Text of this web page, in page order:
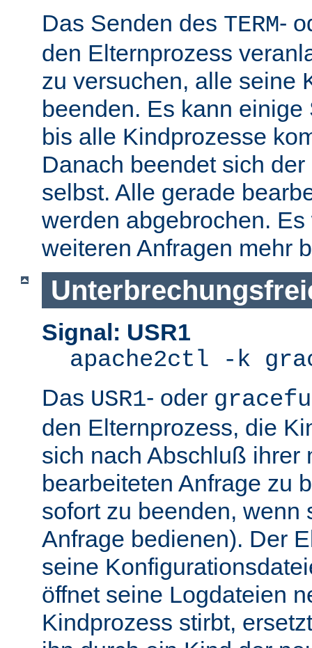
Das Senden des TERM-
den Elternprozess
zu versuchen, alle seine
beenden. Es kann
bis alle Kindprozesse
Danach beendet sich
selbst. Alle gerade
werden abgebrochen.
weiteren Anfragen mehr
Signal: USR1
apache2ctl -k
Das USR1- oder
den Elternprozess, die
sich nach Abschluß ihrer
bearbeiteten Anfrage zu
sofort zu beenden, wenn
Anfrage bedienen). Der
seine
öffnet seine Logdateien
Kindprozess stirbt,